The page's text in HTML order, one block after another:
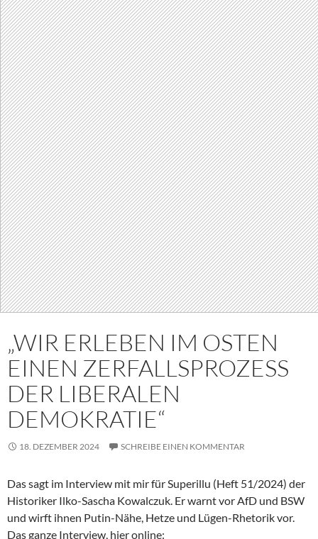
„WIR ERLEBEN IM OSTEN
EINEN ZERFALLSPROZESS
DER LIBERALEN
DEMOKRATIE“
18. DEZEMBER 2024 SCHREIBE EINEN KOMMENTAR
Das sagt im Interview mit mir für Superillu (Heft 51/2024) der
Historiker Ilko-Sascha Kowalczuk. Er warnt vor AfD und BSW
und wirft ihnen Putin-Nähe, Hetze und Lügen-Rhetorik vor.
Das ganze Interview, hier online: